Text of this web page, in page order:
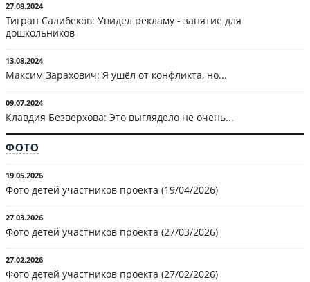
27.08.2024
Тигран Салибеков: Увидел рекламу - занятие для
дошкольников
13.08.2024
Максим Зарахович: Я ушёл от конфликта, но...
09.07.2024
Клавдия Безверхова: Это выглядело не очень...
ФОТО
19.05.2026
Фото детей участников проекта (19/04/2026)
27.03.2026
Фото детей участников проекта (27/03/2026)
27.02.2026
Фото детей участников проекта (27/02/2026)